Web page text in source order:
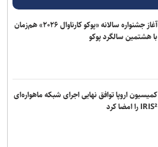
آغاز جشنواره سالانه «پوکو کارناوال ۲۰۲۶» هم‌زمان
با هشتمین سالگرد پوکو
کمیسیون اروپا توافق نهایی اجرای شبکه ماهواره‌ای
IRIS² را امضا کرد